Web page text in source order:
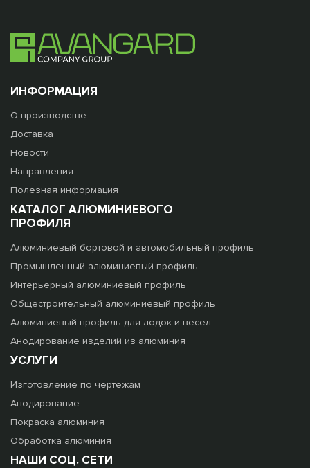
ИНФОРМАЦИЯ
О производстве
Доставка
Новости
Направления
Полезная информация
КАТАЛОГ АЛЮМИНИЕВОГО
ПРОФИЛЯ
Алюминиевый бортовой и автомобильный профиль
Промышленный алюминиевый профиль
Интерьерный алюминиевый профиль
Общестроительный алюминиевый профиль
Алюминиевый профиль для лодок и весел
Анодирование изделий из алюминия
УСЛУГИ
Изготовление по чертежам
Анодирование
Покраска алюминия
Обработка алюминия
НАШИ СОЦ. СЕТИ